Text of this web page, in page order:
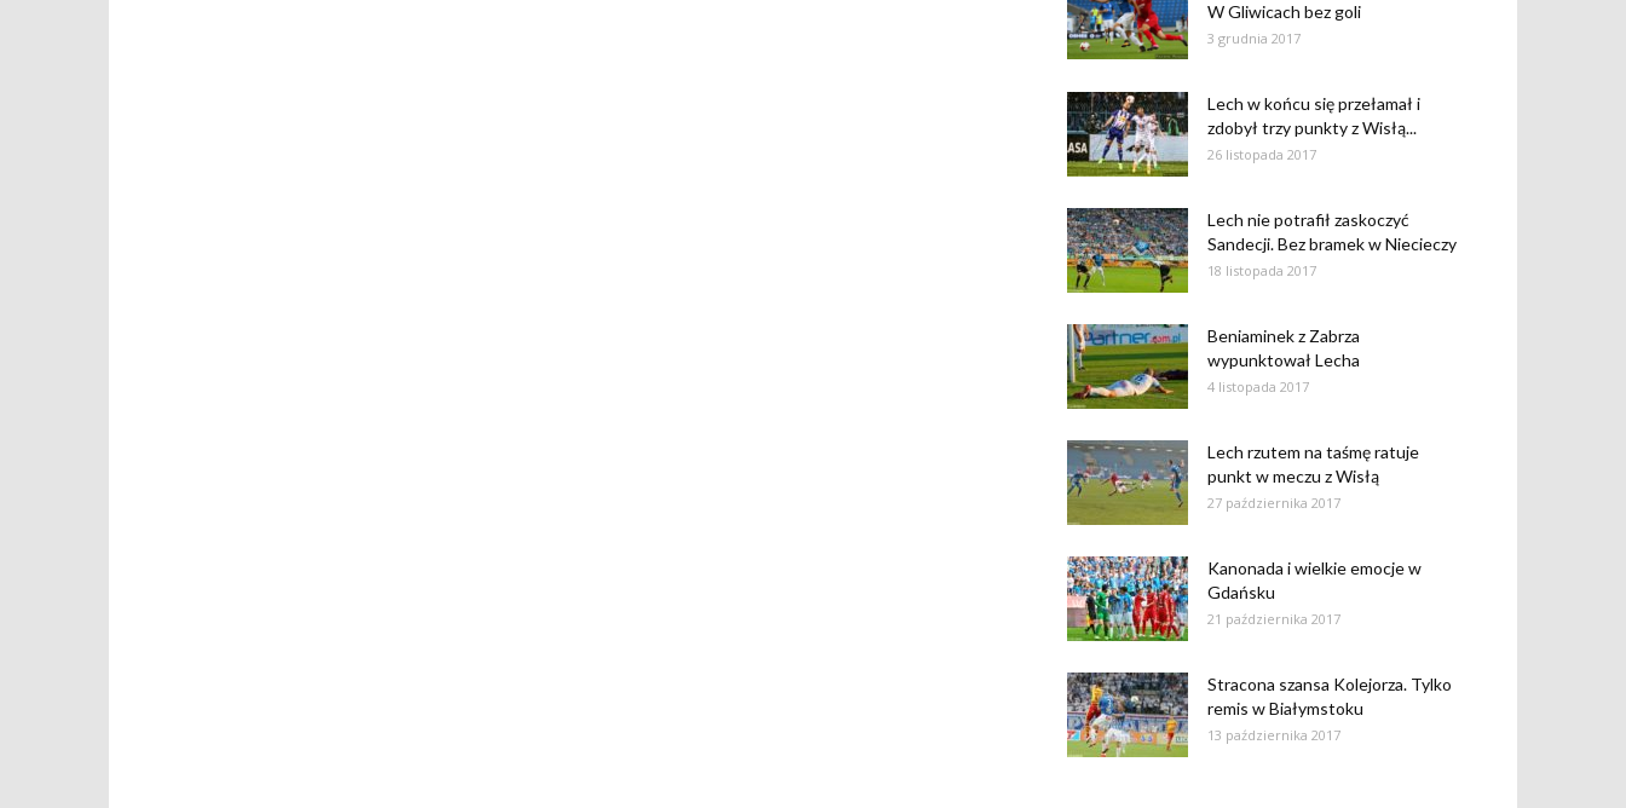
W Gliwicach bez goli
3 grudnia 2017
Lech w końcu się przełamał i
zdobył trzy punkty z Wisłą...
26 listopada 2017
Lech nie potrafił zaskoczyć
Sandecji. Bez bramek w Niecieczy
18 listopada 2017
Beniaminek z Zabrza
wypunktował Lecha
4 listopada 2017
Lech rzutem na taśmę ratuje
punkt w meczu z Wisłą
27 października 2017
Kanonada i wielkie emocje w
Gdańsku
21 października 2017
Stracona szansa Kolejorza. Tylko
remis w Białymstoku
13 października 2017